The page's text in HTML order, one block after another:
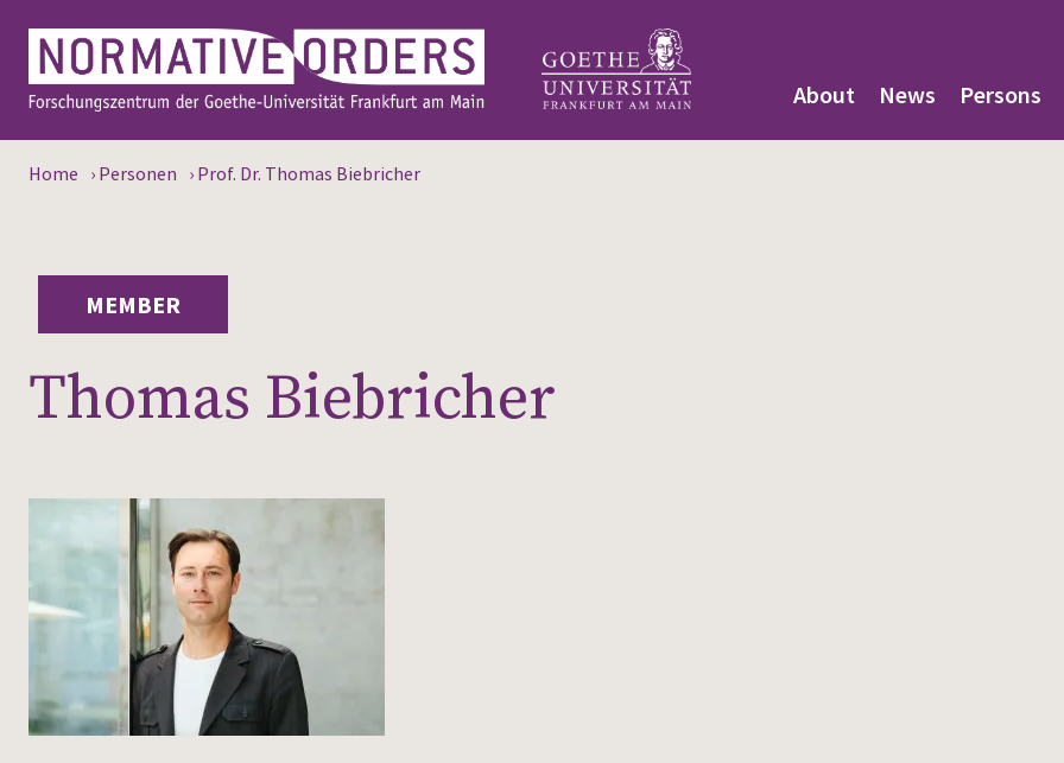
About News Persons
Home › Personen › Prof. Dr. Thomas Biebricher
MEMBER
Thomas Biebricher